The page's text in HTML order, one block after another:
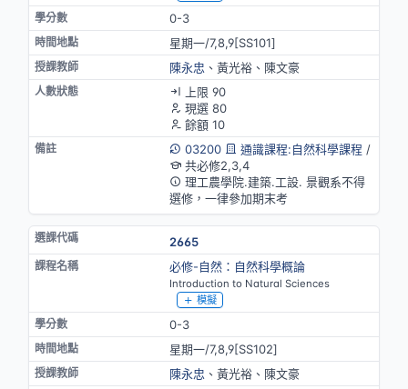
0-3
星期一/7,8,9[SS101]
陳永忠 、黃光裕、陳文豪
上限 90
現選 80
餘額 10
03200
通識課程:自然科學課程 /
共必修2,3,4
理工農學院.建築.工設. 景觀系不得
選修，一律參加期末考
2665
必修-自然：自然科學概論
Introduction to Natural Sciences
模擬
0-3
星期一/7,8,9[SS102]
陳永忠 、黃光裕、陳文豪